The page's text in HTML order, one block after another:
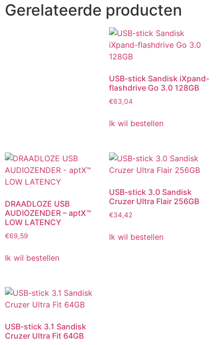
Gerelateerde producten
USB-stick Sandisk iXpand-
flashdrive Go 3.0 128GB
€63,04
Ik wil bestellen
DRAADLOZE USB
AUDIOZENDER – aptX™
LOW LATENCY
€69,59
Ik wil bestellen
USB-stick 3.0 Sandisk
Cruzer Ultra Flair 256GB
€34,42
Ik wil bestellen
USB-stick 3.1 Sandisk
Cruzer Ultra Fit 64GB